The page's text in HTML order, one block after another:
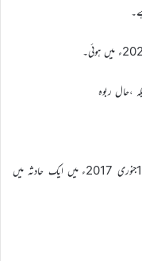
،حال ربوہ
٭مکرمہ طاہرہ نسیم صاحبہ مرحومہ۔ ان کی وفات 12جنوری 2017ء میں ایک حادثہ میں